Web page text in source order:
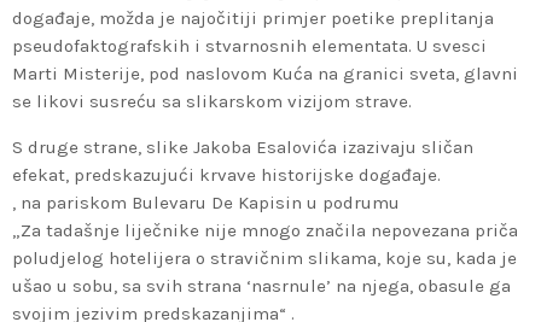
događaje, možda je najočitiji primjer poetike preplitanja
pseudofaktografskih i stvarnosnih elementata. U svesci
Marti Misterije, pod naslovom Kuća na granici sveta, glavni
se likovi susreću sa slikarskom vizijom strave.
S druge strane, slike Jakoba Esalovića izazivaju sličan
efekat, predskazujući krvave historijske događaje.
, na pariskom Bulevaru De Kapisin u podrumu
„Za tadašnje liječnike nije mnogo značila nepovezana priča
poludjelog hotelijera o stravičnim slikama, koje su, kada je
ušao u sobu, sa svih strana ‘nasrnule’ na njega, obasule ga
svojim jezivim predskazanjima“ .